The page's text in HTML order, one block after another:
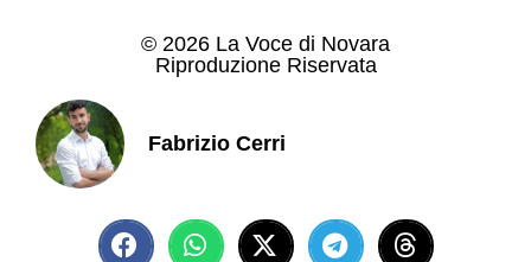
© 2026 La Voce di Novara
Riproduzione Riservata
Fabrizio Cerri